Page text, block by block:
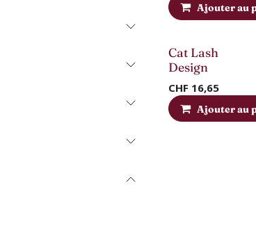
Ajouter au
Cat Lash
Design
CHF 16,65
Ajouter au